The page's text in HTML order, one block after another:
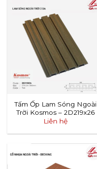
Tấm Ốp Lam Sóng Ngoài
Trời Kosmos – 2D219x26
Liên hệ